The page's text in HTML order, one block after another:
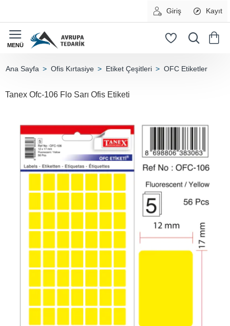
Giriş Kayıt
Ofis Kırtasiye Etiket Çeşitleri OFC Etiketler
Tanex Ofc-106 Flo Sarı Ofis Etiketi